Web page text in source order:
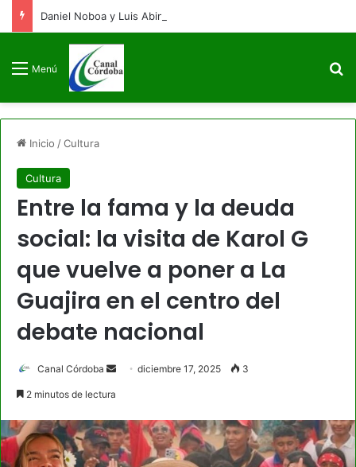
Menú
Inicio /Cultura
Cultura
Entre la fama y la deuda
social: la visita de Karol G
que vuelve a poner a La
Guajira en el centro del
debate nacional
Canal Córdoba
Senddiciembre 17, 2025 3
2 minutos de lectura